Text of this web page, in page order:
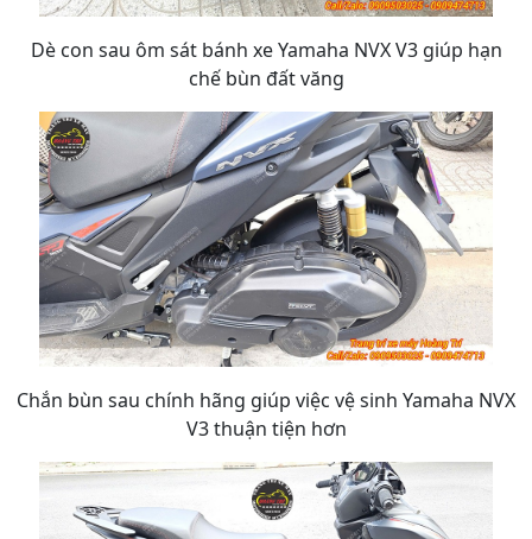
Dè con sau ôm sát bánh xe Yamaha NVX V3 giúp hạn
chế bùn đất văng
Chắn bùn sau chính hãng giúp việc vệ sinh Yamaha NVX
V3 thuận tiện hơn